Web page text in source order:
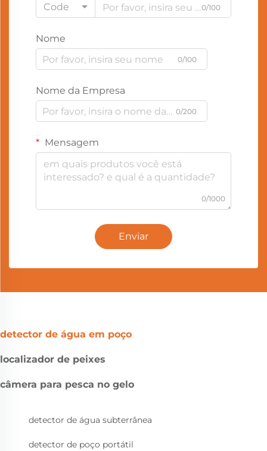
Code
0/100
Nome
0/100
Nome da Empresa
0/200
Mensagem
0/1000
Enviar
detector de água em poço
localizador de peixes
câmera para pesca no gelo
detector de água subterrânea
detector de poço portátil